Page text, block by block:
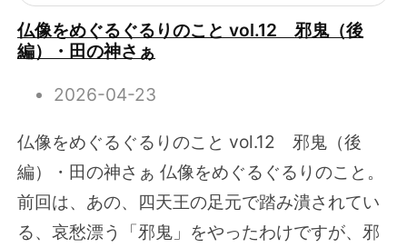
仏像をめぐるぐるりのこと vol.12 邪鬼（後
編）・田の神さぁ
2026-04-23
仏像をめぐるぐるりのこと vol.12 邪鬼（後
編）・田の神さぁ 仏像をめぐるぐるりのこと。
前回は、あの、四天王の足元で踏み潰されてい
る、哀愁漂う「邪鬼」をやったわけですが、邪